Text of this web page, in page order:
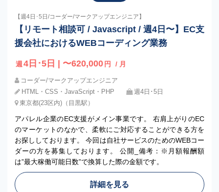
【週4日･5日/コーダー/マークアップエンジニア】
【リモート相談可 / Javascript / 週4日〜】EC支
援会社におけるWEBコーディング業務
週 4日･5日 | 〜620,000 円 / 月
コーダー/マークアップエンジニア
HTML・CSS・JavaScript・PHP
週4日･5日
東京都(23区内)（目黒駅）
アパレル企業のEC支援がメイン事業です。 右肩上がりのEC
のマーケットのなかで、柔軟にご対応することができる方を
お探ししております。 今回は自社サービスのためのWEBコー
ダーの方を募集しております。 公開_備考：※月額報酬額
は”最大稼働可能日数”で換算した際の金額です。
詳細を見る